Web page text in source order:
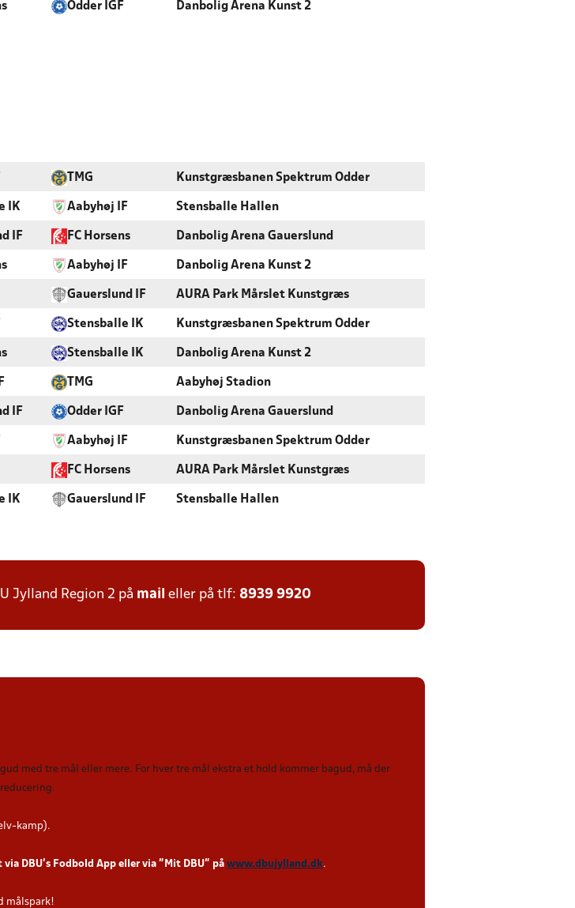
Odder IGF Danbolig Arena Kunst 2
TMG Kunstgræsbanen Spektrum Odder
IK Aabyhøj IF Stensballe Hallen
IF FC Horsens Danbolig Arena Gauerslund
Aabyhøj IF Danbolig Arena Kunst 2
Gauerslund IF AURA Park Mårslet Kunstgræs
Stensballe IK Kunstgræsbanen Spektrum Odder
Stensballe IK Danbolig Arena Kunst 2
TMG Aabyhøj Stadion
IF Odder IGF Danbolig Arena Gauerslund
Aabyhøj IF Kunstgræsbanen Spektrum Odder
FC Horsens AURA Park Mårslet Kunstgræs
IK Gauerslund IF Stensballe Hallen
Jylland Region 2 på mail eller på tlf: 8939 9920
med tre mål eller mere. For hver tre mål ekstra et hold kommer bagud, må der
.
kamp).
DBU’s Fodbold App eller via ”Mit DBU” på www.dbujylland.dk.
målspark!